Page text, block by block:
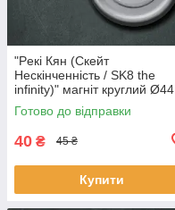
"Рeкі Кян (Скейт
Нескінченність / SK8 the
infinity)" магніт круглий Ø44
мм
Готово до відправки
40 ₴ 45 ₴
Купити